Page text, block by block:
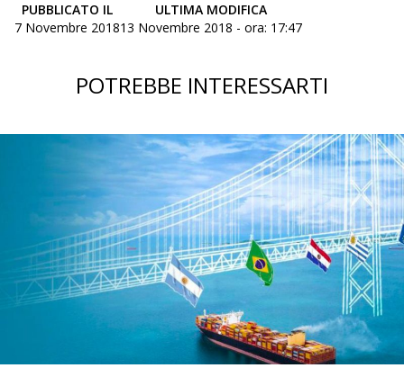
PUBBLICATO IL
7 Novembre 2018
ULTIMA MODIFICA
13 Novembre 2018 - ora: 17:47
POTREBBE INTERESSARTI